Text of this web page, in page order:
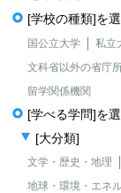
[学校の種類]を
国公立大学 私立
文科省以外の省庁
留学関係機関
[学べる学問]を
[大分類]
文学・歴史・地理
地球・環境・エネ